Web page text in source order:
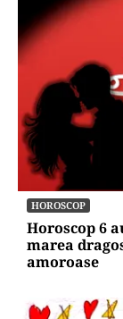
HOROSCOP
Horoscop 6
marea
amoroase